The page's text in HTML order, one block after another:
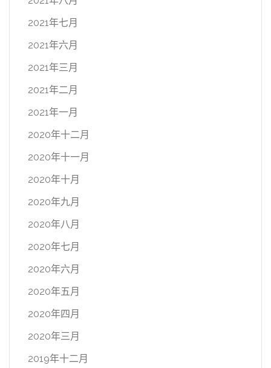
2021年七月
2021年六月
2021年三月
2021年二月
2021年一月
2020年十二月
2020年十一月
2020年十月
2020年九月
2020年八月
2020年七月
2020年六月
2020年五月
2020年四月
2020年三月
2019年十二月